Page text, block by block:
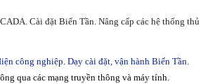
Cài đặt Biến Tần. Nâng cấp các hệ thống thủ
công nghiệp. Dạy cài đặt, vận hành Biến Tần.
qua các mạng truyền thông và máy tính.